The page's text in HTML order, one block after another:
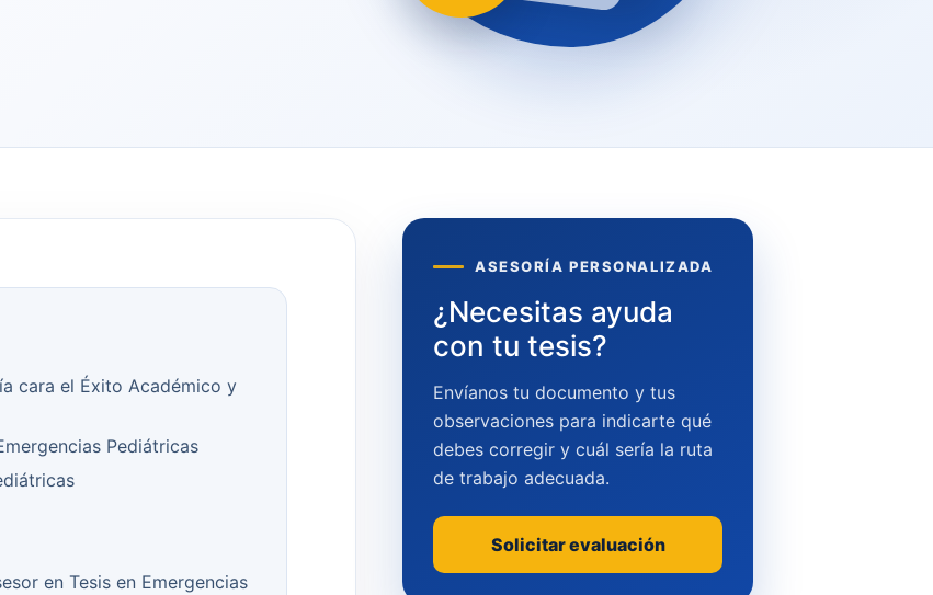
cara el Éxito Académico y
Pediátricas
en Tesis en Emergencias
ASESORÍA PERSONALIZADA
¿Necesitas ayuda
con tu tesis?
Envíanos tu documento y tus
observaciones para indicarte qué
debes corregir y cuál sería la ruta
de trabajo adecuada.
Solicitar evaluación